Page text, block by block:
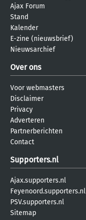
Ajax Forum
Stand
Kalender
E-zine (nieuwsbrief)
Nieuwsarchief
Over ons
Voor webmasters
Disclaimer
Privacy
Adverteren
Partnerberichten
Contact
Supporters.nl
Ajax.supporters.nl
Feyenoord.supporters.nl
PSV.supporters.nl
Sitemap